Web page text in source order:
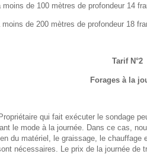
de 100 mètres de profondeur 14
de 200 mètres de profondeur 18
Tarif N°2
Forages à la
qui fait exécuter le sondage
le mode à la journée. Dans ce cas,
du matériel, le graissage, le
nécessaires. Le prix de la journée de